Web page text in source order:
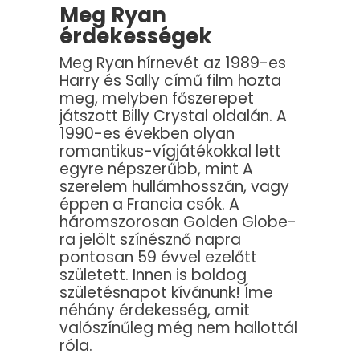
Meg Ryan
érdekességek
Meg Ryan hírnevét az 1989-es
Harry és Sally című film hozta
meg, melyben főszerepet
játszott Billy Crystal oldalán. A
1990-es években olyan
romantikus-vígjátékokkal lett
egyre népszerűbb, mint A
szerelem hullámhosszán, vagy
éppen a Francia csók. A
háromszorosan Golden Globe-
ra jelölt színésznő napra
pontosan 59 évvel ezelőtt
született. Innen is boldog
születésnapot kívánunk! Íme
néhány érdekesség, amit
valószínűleg még nem hallottál
róla.